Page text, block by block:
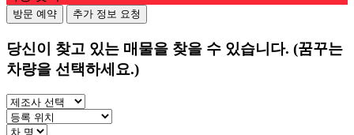
방문 예약 추가 정보 요청
당신이 찾고 있는 매물을 찾을 수 있습니다. (꿈꾸는
차량을 선택하세요.)